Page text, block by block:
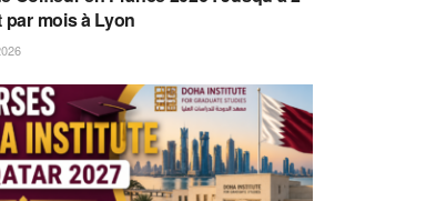
par mois à Lyon